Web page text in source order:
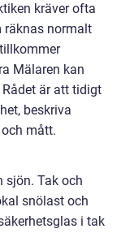
kräver ofta
räknas normalt
Mälaren kan
är att tidigt
beskriva
mått.
sjön. Tak och
snölast och
i tak